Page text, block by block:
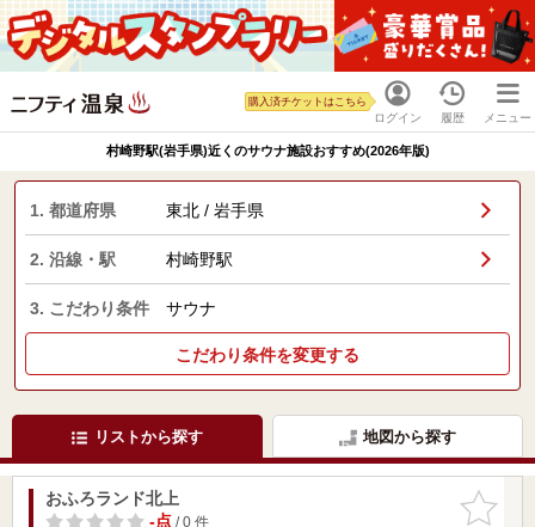
ログイン
購入済チケットはこちら
履歴 メニュー
村崎野駅(岩手県)近くのサウナ施設おすすめ(2026年版)
1. 都道府県 東北 / 岩手県
2. 沿線・駅 村崎野駅
3. こだわり条件 サウナ
こだわり条件を変更する
リストから探す 地図から探す
お気に入
りに追加
おふろランド北上
-点/ 0 件